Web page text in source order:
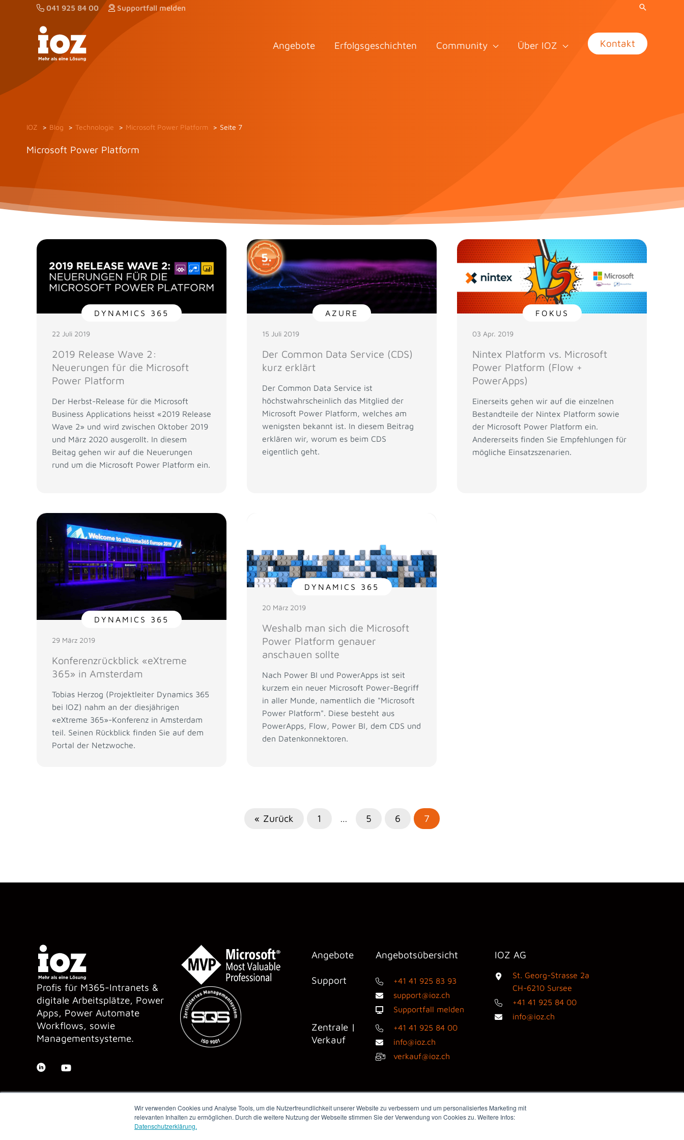
Wir verwenden Cookies und Analyse Tools, um die Nutzerfreundlichkeit unserer Website zu verbessern und um personalisiertes Marketing mit
relevanten Inhalten zu ermöglichen. Durch die weitere Nutzung der Webseite stimmen Sie der Verwendung von Cookies zu. Weitere Infos:
Datenschutzerklärung.
041 925 84 00 Supportfall melden
Angebote Erfolgsgeschichten Community Über IOZ Kontakt
IOZ Blog Technologie Microsoft Power Platform Seite 7
Microsoft Power Platform
DYNAMICS 365
22 Juli 2019
2019 Release Wave 2:
Neuerungen für die Microsoft
Power Platform
Der Herbst-Release für die Microsoft
Business Applications heisst «2019 Release
Wave 2» und wird zwischen Oktober 2019
und März 2020 ausgerollt. In diesem
Beitag gehen wir auf die Neuerungen
rund um die Microsoft Power Platform ein.
AZURE
15 Juli 2019
Der Common Data Service (CDS)
kurz erklärt
Der Common Data Service ist
höchstwahrscheinlich das Mitglied der
Microsoft Power Platform, welches am
wenigsten bekannt ist. In diesem Beitrag
erklären wir, worum es beim CDS
eigentlich geht.
FOKUS
03 Apr. 2019
Nintex Platform vs. Microsoft
Power Platform (Flow +
PowerApps)
Einerseits gehen wir auf die einzelnen
Bestandteile der Nintex Platform sowie
der Microsoft Power Platform ein.
Andererseits finden Sie Empfehlungen für
mögliche Einsatzszenarien.
DYNAMICS 365
29 März 2019
Konferenzrückblick «eXtreme
365» in Amsterdam
Tobias Herzog (Projektleiter Dynamics 365
bei IOZ) nahm an der diesjährigen
«eXtreme 365»-Konferenz in Amsterdam
teil. Seinen Rückblick finden Sie auf dem
Portal der Netzwoche.
DYNAMICS 365
20 März 2019
Weshalb man sich die Microsoft
Power Platform genauer
anschauen sollte
Nach Power BI und PowerApps ist seit
kurzem ein neuer Microsoft Power-Begriff
in aller Munde, namentlich die "Microsoft
Power Platform". Diese besteht aus
PowerApps, Flow, Power BI, dem CDS und
den Datenkonnektoren.
« Zurück 1 … 5 6 7
Profis für M365-Intranets &
digitale Arbeitsplätze, Power
Apps, Power Automate
Workflows, sowie
Managementsysteme.
Angebote Angebotsübersicht
Support
+41 41 925 83 93
support@ioz.ch
Supportfall melden
Zentrale |
Verkauf
+41 41 925 84 00
info@ioz.ch
verkauf@ioz.ch
IOZ AG
St. Georg-Strasse 2a
CH-6210 Sursee
+41 41 925 84 00
info@ioz.ch
Impressum·Datenschutz·